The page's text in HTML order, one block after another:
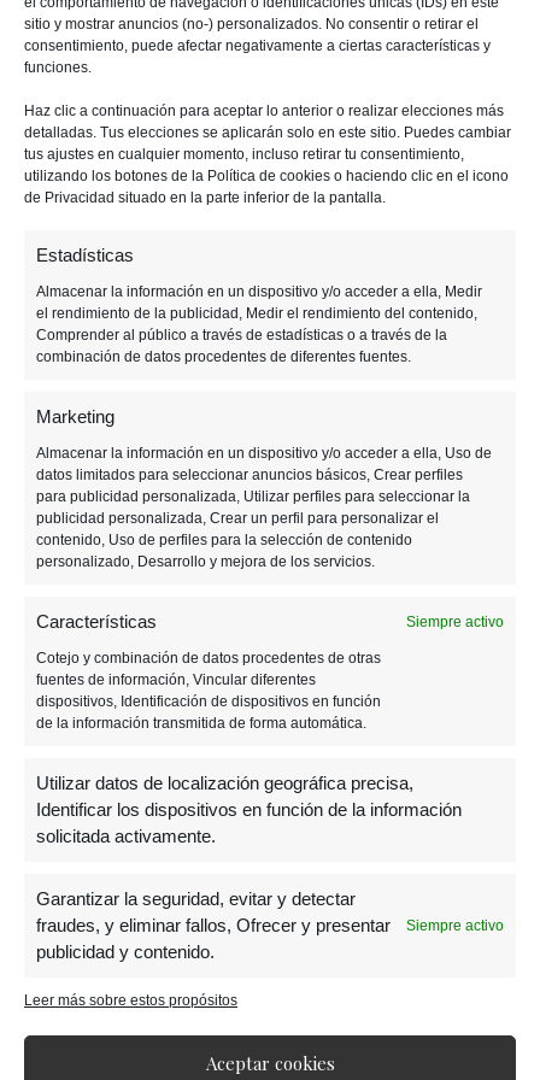
sitio y mostrar anuncios (no-) personalizados. No consentir o retirar el
consentimiento, puede afectar negativamente a ciertas características y
funciones.
Haz clic a continuación para aceptar lo anterior o realizar elecciones más
detalladas. Tus elecciones se aplicarán solo en este sitio. Puedes cambiar
tus ajustes en cualquier momento, incluso retirar tu consentimiento,
utilizando los botones de la Política de cookies o haciendo clic en el icono
de Privacidad situado en la parte inferior de la pantalla.
Estadísticas
Almacenar la información en un dispositivo y/o acceder a ella, Medir
el rendimiento de la publicidad, Medir el rendimiento del contenido,
Comprender al público a través de estadísticas o a través de la
combinación de datos procedentes de diferentes fuentes.
Marketing
Almacenar la información en un dispositivo y/o acceder a ella, Uso de
datos limitados para seleccionar anuncios básicos, Crear perfiles
para publicidad personalizada, Utilizar perfiles para seleccionar la
publicidad personalizada, Crear un perfil para personalizar el
contenido, Uso de perfiles para la selección de contenido
personalizado, Desarrollo y mejora de los servicios.
Características Siempre activo
Cotejo y combinación de datos procedentes de otras
fuentes de información, Vincular diferentes
dispositivos, Identificación de dispositivos en función
de la información transmitida de forma automática.
Utilizar datos de localización geográfica precisa,
Identificar los dispositivos en función de la información
solicitada activamente.
Garantizar la seguridad, evitar y detectar
fraudes, y eliminar fallos, Ofrecer y presentar
publicidad y contenido.
Siempre activo
Leer más sobre estos propósitos
Aceptar cookies
No podía faltar un
concretamente, deeliminar enemigos con
armas de diferentes rarezas. La parte buena es
que únicamente tendremos queeliminar a un
tardaremos al menos cinco partidas en
completarlo. Las fases serían estas:
(blanca)
Elimina a un enemigo con un arma poco
común(verde)
Elimina a un enemigo con unarma rara
(morada)
Elimina a un enemigo con un
Una vez más,el modo «Solitario» es el más
rápido, pero en «Refriega por Equipos»
aseguraremos el desafío.